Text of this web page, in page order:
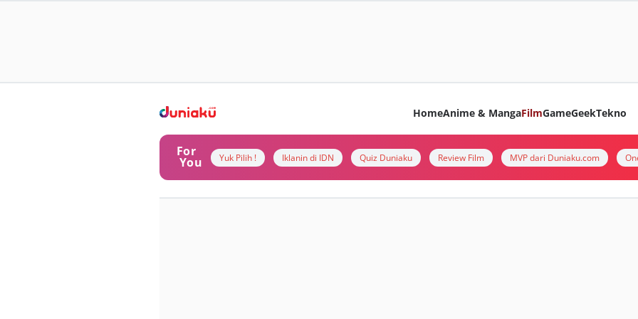
HomeAnime & MangaFilmGameGeekTekno
For
You Yuk Pilih ! Iklanin di IDN Quiz Duniaku Review Film MVP dari Duniaku.com